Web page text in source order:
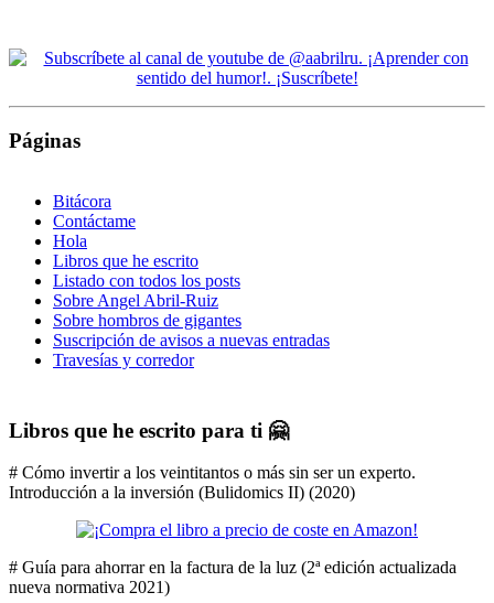
Páginas
Bitácora
Contáctame
Hola
Libros que he escrito
Listado con todos los posts
Sobre Angel Abril-Ruiz
Sobre hombros de gigantes
Suscripción de avisos a nuevas entradas
Travesías y corredor
Libros que he escrito para ti 🤗
# Cómo invertir a los veintitantos o más sin ser un experto.
Introducción a la inversión (Bulidomics II) (2020)
# Guía para ahorrar en la factura de la luz (2ª edición actualizada
nueva normativa 2021)